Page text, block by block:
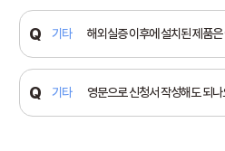
기타 해외실증 이후에 설치된 제품
기타 영문으로 신청서 작성해도 되나